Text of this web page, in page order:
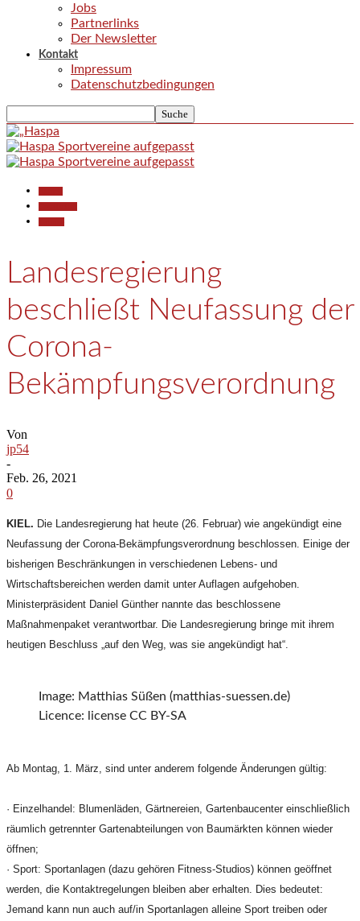
Jobs
Partnerlinks
Der Newsletter
Kontakt
Impressum
Datenschutzbedingungen
Landesregierung
beschließt Neufassung der
Corona-
Bekämpfungsverordnung
Von
jp54
-
Feb. 26, 2021
0
KIEL. Die Landesregierung hat heute (26. Februar) wie angekündigt eine
Neufassung der Corona-Bekämpfungsverordnung beschlossen. Einige der
bisherigen Beschränkungen in verschiedenen Lebens- und
Wirtschaftsbereichen werden damit unter Auflagen aufgehoben.
Ministerpräsident Daniel Günther nannte das beschlossene
Maßnahmenpaket verantwortbar. Die Landesregierung bringe mit ihrem
heutigen Beschluss „auf den Weg, was sie angekündigt hat“.
Image: Matthias Süßen (matthias-suessen.de)
Licence: license CC BY-SA
Ab Montag, 1. März, sind unter anderem folgende Änderungen gültig:
· Einzelhandel: Blumenläden, Gärtnereien, Gartenbaucenter einschließlich
räumlich getrennter Gartenabteilungen von Baumärkten können wieder
öffnen;
· Sport: Sportanlagen (dazu gehören Fitness-Studios) können geöffnet
werden, die Kontaktregelungen bleiben aber erhalten. Dies bedeutet:
Jemand kann nun auch auf/in Sportanlagen alleine Sport treiben oder